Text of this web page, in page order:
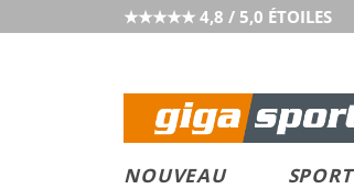
★★★★★ 4,8 / 5,0 ÉTOILES
NOUVEAU SPORT